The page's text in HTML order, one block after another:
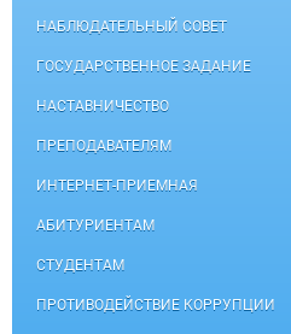
НАБЛЮДАТЕЛЬНЫЙ СОВЕТ
ГОСУДАРСТВЕННОЕ ЗАДАНИЕ
НАСТАВНИЧЕСТВО
ПРЕПОДАВАТЕЛЯМ
ИНТЕРНЕТ-ПРИЕМНАЯ
АБИТУРИЕНТАМ
СТУДЕНТАМ
ПРОТИВОДЕЙСТВИЕ КОРРУПЦИИ